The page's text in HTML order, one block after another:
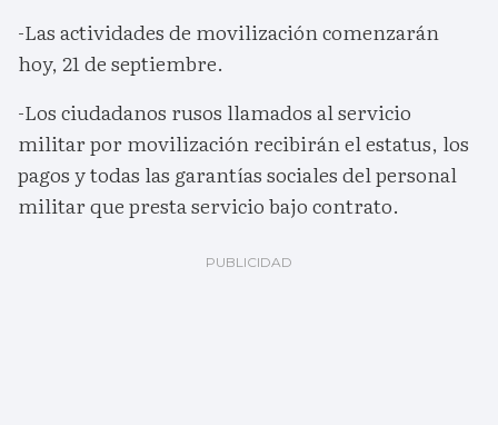
-Las actividades de movilización comenzarán
hoy, 21 de septiembre.
-Los ciudadanos rusos llamados al servicio
militar por movilización recibirán el estatus, los
pagos y todas las garantías sociales del personal
militar que presta servicio bajo contrato.